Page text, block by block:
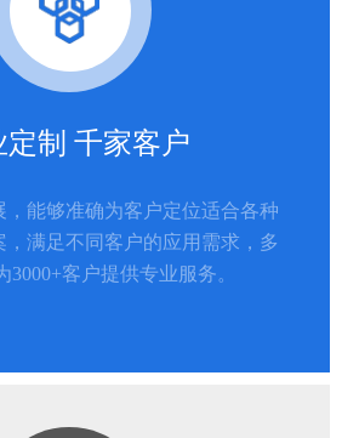
定制 千家客户
，能够准确为客户定位适合各种
，满足不同客户的应用需求，多
3000+客户提供专业服务。